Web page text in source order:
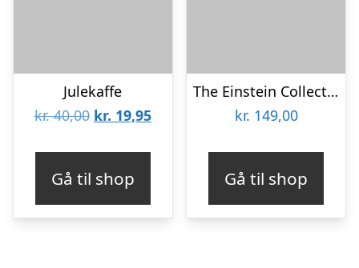
Julekaffe
kr.40,00 Den
var:
kr. 40,00.
kr. 19,95Den
kr. 19,95.
Gå til shop
The Einstein Collection – Atom Puzzle
kr. 149,00
Gå til shop